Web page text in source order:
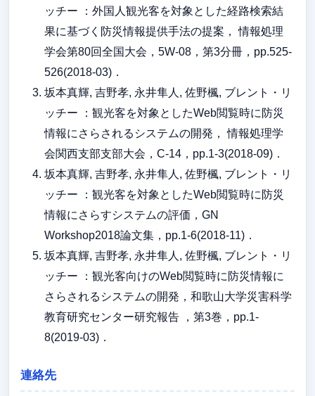
ッチー ：外国人観光客を対象とした経路検索結
果に基づく防災情報提供手法の提案， 情報処理
学会第80回全国大会，5W-08，第3分冊，pp.525-
526(2018-03)．
坂本真輝, 吉野孝, 永井隼人, 佐野楓, ブレント・リ
ッチー ：観光客を対象としたWeb閲覧時に防災
情報にさらされるシステムの開発， 情報処理学
会関西支部支部大会，C-14，pp.1-3(2018-09)．
坂本真輝, 吉野孝, 永井隼人, 佐野楓, ブレント・リ
ッチー ：観光客を対象としたWeb閲覧時に防災
情報にさらすシステムの評価，GN
Workshop2018論文集，pp.1-6(2018-11)．
坂本真輝, 吉野孝, 永井隼人, 佐野楓, ブレント・リ
ッチー ：観光客向けのWeb閲覧時に防災情報に
さらされるシステムの開発，和歌山大学災害科学
教育研究センター研究報告 ，第3巻，pp.1-
8(2019-03)．
連絡先